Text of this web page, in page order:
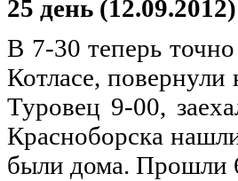
25 день (12.09.2012)
В 7-30 теперь
Котласе,
Туровец 9-00,
Красноборска
были дома. Прошли